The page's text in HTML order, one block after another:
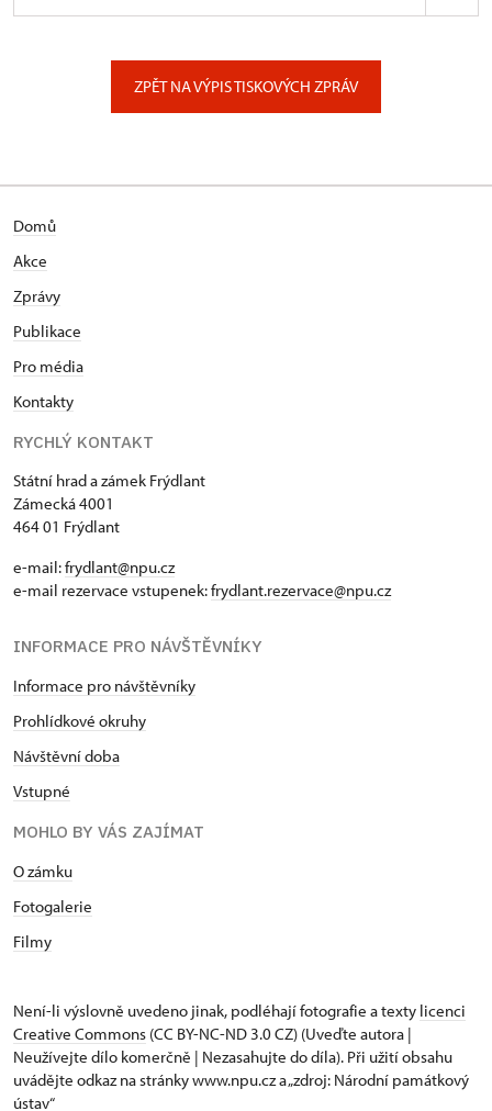
ZPĚT NA VÝPIS TISKOVÝCH ZPRÁV
Domů
Akce
Zprávy
Publikace
Pro média
Kontakty
RYCHLÝ KONTAKT
Státní hrad a zámek Frýdlant
Zámecká 4001
464 01 Frýdlant
e-mail:frydlant@npu.cz
e-mail rezervace vstupenek:frydlant.rezervace@npu.cz
INFORMACE PRO NÁVŠTĚVNÍKY
Informace pro návštěvníky
Prohlídkové okruhy
Návštěvní doba
Vstupné
MOHLO BY VÁS ZAJÍMAT
O zámku
Fotogalerie
Filmy
Není-li výslovně uvedeno jinak, podléhají fotografie a texty licenci
Creative Commons (CC BY-NC-ND 3.0 CZ) (Uveďte autora |
Neužívejte dílo komerčně | Nezasahujte do díla). Při užití obsahu
uvádějte odkaz na stránky www.npu.cz a „zdroj: Národní památkový
ústav“